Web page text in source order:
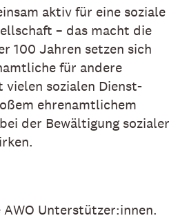
aktiv für eine soziale
– das macht die
100 Jahren setzen sich
für andere
vielen sozialen Dienst­
ehren­amtlichem
der Bewältigung sozialer
Unterstützer:innen.